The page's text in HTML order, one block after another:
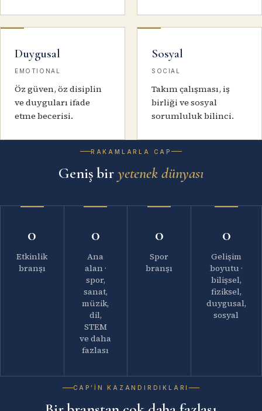
Duygusal
EMOTIONAL
Öz güven, öz disiplin
ve duyguları ifade
etme becerisi.
Sosyal
SOCIAL
Takım çalışması, iş
birliği ve sosyal
sorumluluk bilinci.
RAKAMLARLA CAP
Geniş biryetenek dünyası
0
Etkinlik
branşı
0
Ana
alan ·
spor,
sanat,
müzik,
dil,
STEM
ve daha
fazlası
0
Spor
branşı
0
Gelişim
boyutu ·
bilişsel,
fiziksel,
duygusal,
sosyal
CAP’IN KAZANDIRDIKLARI